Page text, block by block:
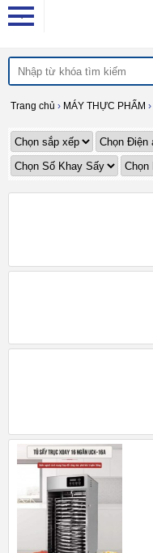
Trang chủ › MÁY THỰC PHẨM ›